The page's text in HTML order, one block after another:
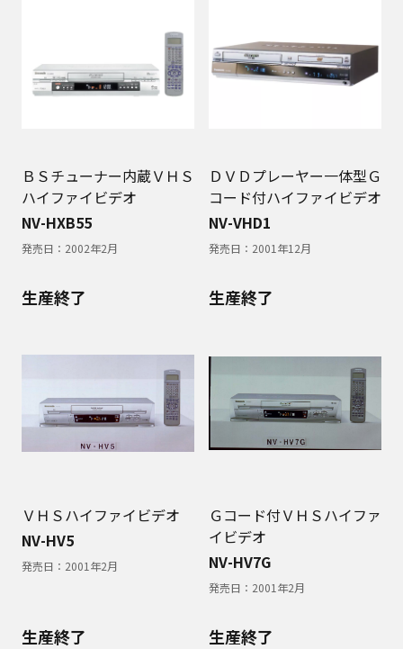
ＢＳチューナー内蔵ＶＨＳ
ハイファイビデオ
NV-HXB55
発売日： 2002年2月
ＤＶＤプレーヤー一体型Ｇ
コード付ハイファイビデオ
NV-VHD1
発売日： 2001年12月
生産終了
ＶＨＳハイファイビデオ
NV-HV5
発売日： 2001年2月
生産終了
Ｇコード付ＶＨＳハイファ
イビデオ
NV-HV7G
発売日： 2001年2月
生産終了 生産終了